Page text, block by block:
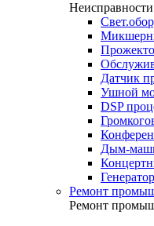
Неисправности
Датчик
Ушной
DSP
Дым-
Ремонт
Ремонт